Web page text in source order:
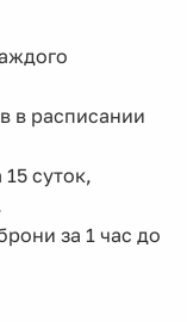
в расписании
суток,
за 1 час до